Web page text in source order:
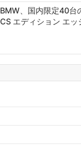
BMW、国内限定40台
CS エディション エ